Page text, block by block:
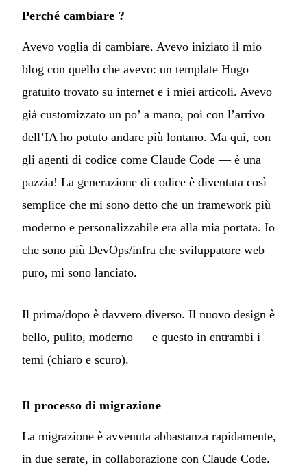
Perché cambiare ?
Avevo voglia di cambiare. Avevo iniziato il mio
blog con quello che avevo: un template Hugo
gratuito trovato su internet e i miei articoli. Avevo
già customizzato un po’ a mano, poi con l’arrivo
dell’IA ho potuto andare più lontano. Ma qui, con
gli agenti di codice come Claude Code — è una
pazzia! La generazione di codice è diventata così
semplice che mi sono detto che un framework più
moderno e personalizzabile era alla mia portata. Io
che sono più DevOps/infra che sviluppatore web
puro, mi sono lanciato.
Il prima/dopo è davvero diverso. Il nuovo design è
bello, pulito, moderno — e questo in entrambi i
temi (chiaro e scuro).
Il processo di migrazione
La migrazione è avvenuta abbastanza rapidamente,
in due serate, in collaborazione con Claude Code.